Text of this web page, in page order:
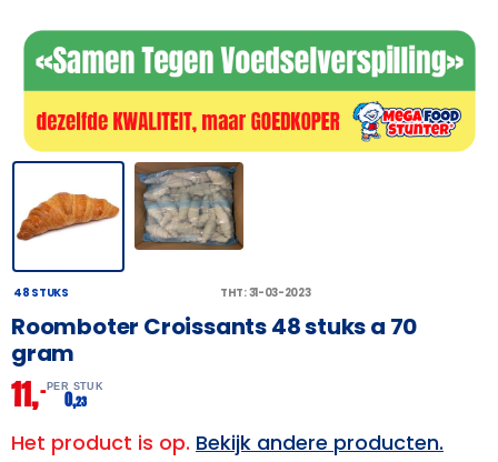
48 STUKS THT: 31-03-2023
Roomboter Croissants 48 stuks a 70
gram
11,– PER STUK
0,23
Het product is op. Bekijk andere producten.